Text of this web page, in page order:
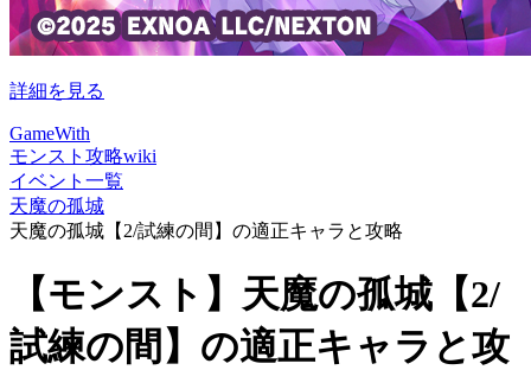
詳細を見る
GameWith
モンスト攻略wiki
イベント一覧
天魔の孤城
天魔の孤城【2/試練の間】の適正キャラと攻略
【モンスト】天魔の孤城【2/
試練の間】の適正キャラと攻